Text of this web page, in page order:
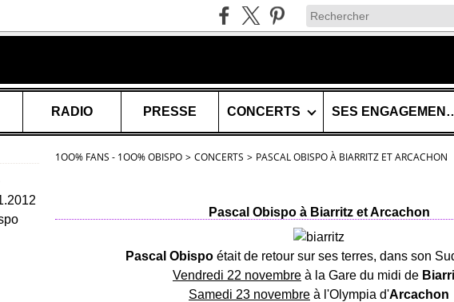
RADIO PRESSE CONCERTS SES
1OO% FANS - 1OO% OBISPO > CONCERTS > PASCAL OBISPO À BIARRITZ ET ARCACHON
Pascal Obispo à Biarritz et Arcachon
Pascal Obispo était de retour sur ses terres, dans son
Vendredi 22 novembre à la Gare du midi de
Samedi 23 novembre à l'Olympia d'Arcachon